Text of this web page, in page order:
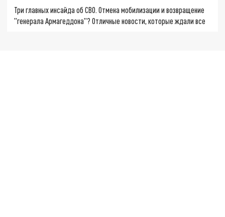
Три главных инсайда об СВО. Отмена мобилизации и возвращение
"генерала Армагеддона"? Отличные новости, которые ждали все